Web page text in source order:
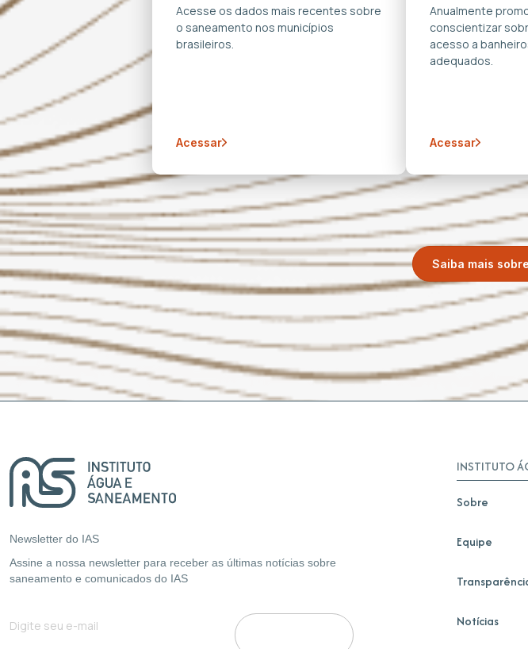
Acesse os dados mais recentes sobre
o saneamento nos municípios
brasileiros.
Acessar
Anualmente
conscientizar
acesso a
adequados.
Acessar
Saiba mais
Newsletter do IAS
Assine a nossa newsletter para receber as últimas notícias sobre
saneamento e comunicados do IAS
INSTITUTO
Sobre
Equipe
Notícias